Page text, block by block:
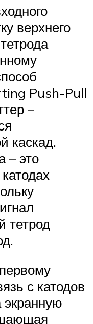
верхнего
Push-Pull
–
каскад.
– это
тетрод
с катодов
экранную